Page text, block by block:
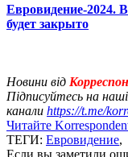
Евровидение-2024.
будет закрыто
Новини від
Підписуйтесь на наші
канали https://t.me/
Читайте
ТЕГИ: Евровидение,
Если вы заметили